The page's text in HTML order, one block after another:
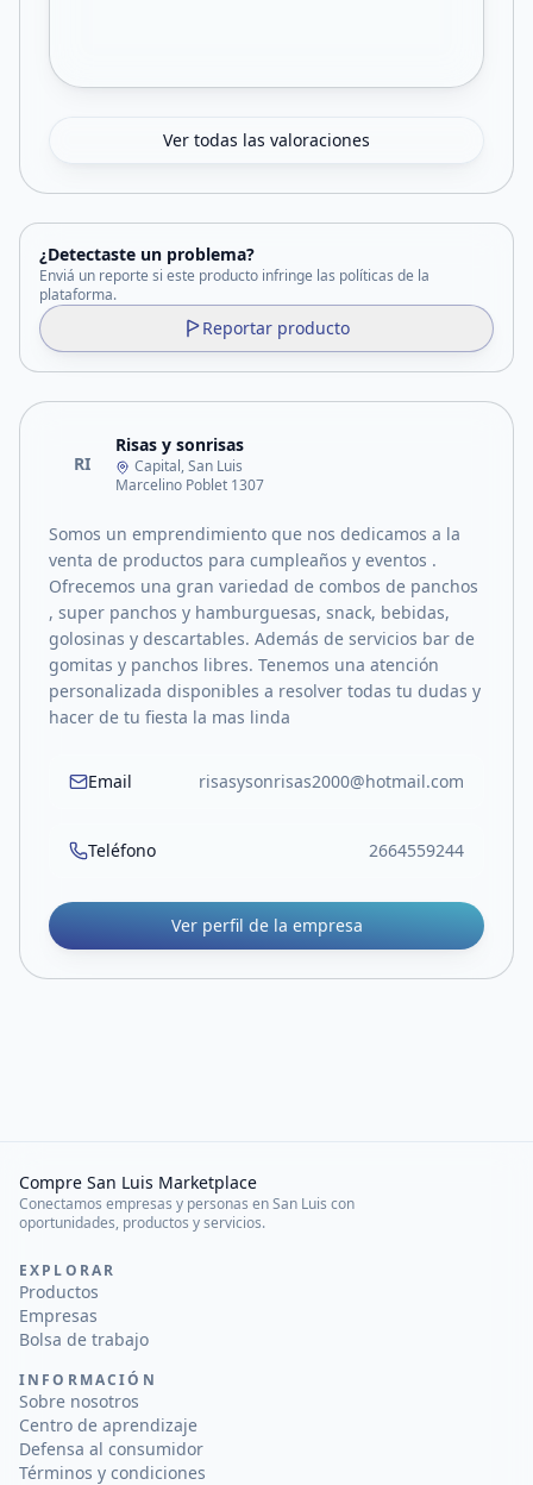
Ver todas las valoraciones
¿Detectaste un problema?
Enviá un reporte si este producto infringe las políticas de la
plataforma.
Reportar producto
RI
Risas y sonrisas
Capital, San Luis
Marcelino Poblet 1307
Somos un emprendimiento que nos dedicamos a la
venta de productos para cumpleaños y eventos .
Ofrecemos una gran variedad de combos de panchos
, super panchos y hamburguesas, snack, bebidas,
golosinas y descartables. Además de servicios bar de
gomitas y panchos libres. Tenemos una atención
personalizada disponibles a resolver todas tu dudas y
hacer de tu fiesta la mas linda
Email risasysonrisas2000@hotmail.com
Teléfono 2664559244
Ver perfil de la empresa
Compre San Luis Marketplace
Conectamos empresas y personas en San Luis con
oportunidades, productos y servicios.
EXPLORAR
Productos
Empresas
Bolsa de trabajo
INFORMACIÓN
Sobre nosotros
Centro de aprendizaje
Defensa al consumidor
Términos y condiciones